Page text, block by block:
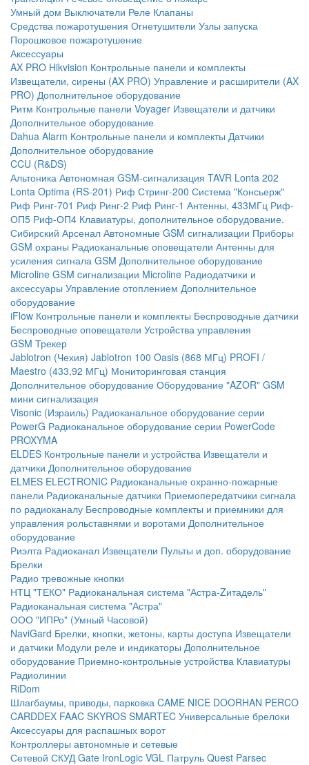
Умный дом Выключатели Реле Клапаны
Средства пожаротушения Огнетушители Узлы запуска
Порошковое пожаротушение
Аксессуары
AX PRO Hikvision Контрольные панели и комплекты
Извещатели, сирены (AX PRO) Управление и расширители (AX
PRO) Дополнительное оборудование
Ритм Контрольные панели Voyager Извещатели и датчики
Дополнительное оборудование
Dahua Alarm Контрольные панели и комплекты Датчики
Дополнительное оборудование
CCU (R&DS)
Альтоника Автономная GSM-сигнализация TAVR Lonta 202
Lonta Optima (RS-201) Риф Стринг-200 Система "Консьерж"
Риф Ринг-701 Риф Ринг-2 Риф Ринг-1 Антенны, 433МГц Риф-
ОП5 Риф-ОП4 Клавиатуры, дополнительное оборудование.
Сибирский Арсенал Автономные GSM сигнализации Приборы
GSM охраны Радиоканальные оповещатели Антенны для
усиления сигнала GSM Дополнительное оборудование
Microline GSM cигнализации Microline Радиодатчики и
аксессуары Управление отоплением Дополнительное
оборудование
iFlow Контрольные панели и комплекты Беспроводные датчики
Беспроводные оповещатели Устройства управления
GSM Трекер
Jablotron (Чехия) Jablotron 100 Oasis (868 МГц) PROFI /
Maestro (433,92 МГц) Мониторинговая станция
Дополнительное оборудование Оборудование "AZOR" GSM
мини сигнализация
Visonic (Израиль) Радиоканальное оборудование серии
PowerG Радиоканальное оборудование серии PowerCode
PROXYMA
ELDES Контрольные панели и устройства Извещатели и
датчики Дополнительное оборудование
ELMES ELECTRONIC Радиоканальные охранно-пожарные
панели Радиоканальные датчики Приемопередатчики сигнала
по радиоканалу Беспроводные комплекты и приемники для
управления рольставнями и воротами Дополнительное
оборудование
Риэлта Радиоканал Извещатели Пульты и доп. оборудование
Брелки
Радио тревожные кнопки
НТЦ "ТЕКО" Радиоканальная система "Астра-Zитадель"
Радиоканальная система "Астра"
ООО "ИПРо" (Умный Часовой)
NaviGard Брелки, кнопки, жетоны, карты доступа Извещатели
и датчики Модули реле и индикаторы Дополнительное
оборудование Приемно-контрольные устройства Клавиатуры
Радиолинии
RiDom
Шлагбаумы, приводы, парковка CAME NICE DOORHAN PERCO
CARDDEX FAAC SKYROS SMARTEC Универсальные брелоки
Аксессуары для распашных ворот
Контроллеры автономные и сетевые
Сетевой СКУД Gate IronLogic VGL Патруль Quest Parsec